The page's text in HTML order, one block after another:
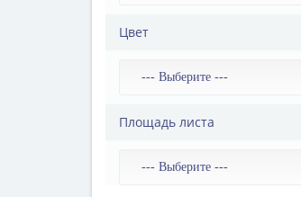
Цвет
Площадь листа